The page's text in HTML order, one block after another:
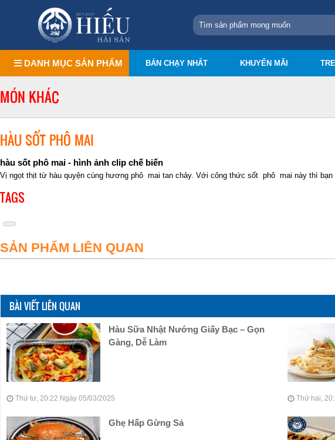
DANH MỤC SẢN PHẨM BÁN CHẠY NHẤT KHUYẾN MÃI
MÓN KHÁC
HÀU SỐT PHÔ MAI
hàu sốt phô mai - hình ảnh clip chế biến
Vị ngọt thịt từ hàu quyện cùng hương phô mai tan chảy. Với công thức sốt phô mai này thì bạn
TAGS
SẢN PHẨM LIÊN QUAN
BÀI VIẾT LIÊN QUAN
Hàu Sữa Nhật Nướng Giấy Bạc – Gọn
Gàng, Dễ Làm
Thứ tư, 20:22 Ngày 05/03/2025 Thứ hai,
Ghẹ Hấp Gừng Sả